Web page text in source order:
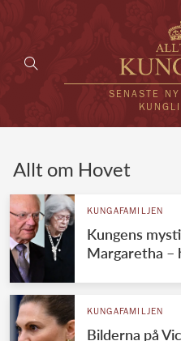
SENASTE
VÄRLDENS
Svenska
Allt om Hovet
KUNGAFAMILJEN
Kungens
Margaretha –
KUNGAFAMILJEN
Bilderna på